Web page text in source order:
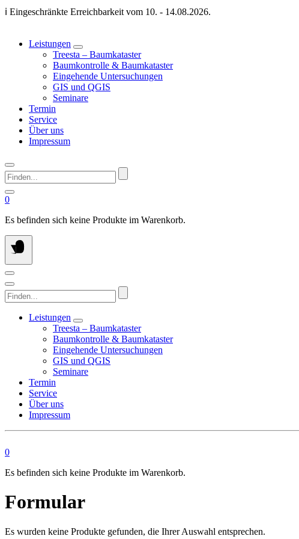
Springen
Inhalt
ℹ️ Eingeschränkte Erreichbarkeit vom 10. - 14.08.2026.
Leistungen
Treesta – Baumkataster
Baumkontrolle & Baumkataster
Eingehende Untersuchungen
GIS und QGIS
Seminare
Termin
Service
Über uns
Impressum
Finden...
0
Es befinden sich keine Produkte im Warenkorb.
Finden...
Leistungen
Treesta – Baumkataster
Baumkontrolle & Baumkataster
Eingehende Untersuchungen
GIS und QGIS
Seminare
Termin
Service
Über uns
Impressum
0
Es befinden sich keine Produkte im Warenkorb.
Formular
Es wurden keine Produkte gefunden, die Ihrer Auswahl entsprechen.